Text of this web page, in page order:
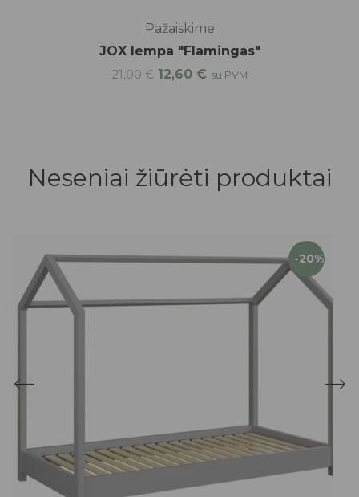
Pažaiskime
JOX lempa "Flamingas"
21,00€ 12,60 € su PVM
Neseniai žiūrėti produktai
-20%